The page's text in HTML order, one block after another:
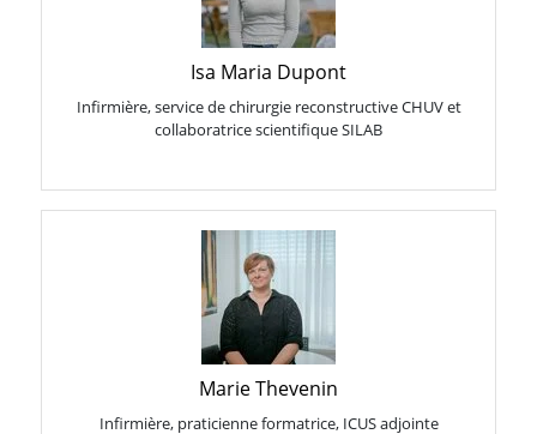
Isa Maria Dupont
Infirmière, service de chirurgie reconstructive CHUV et
collaboratrice scientifique SILAB
Marie Thevenin
Infirmière, praticienne formatrice, ICUS adjointe